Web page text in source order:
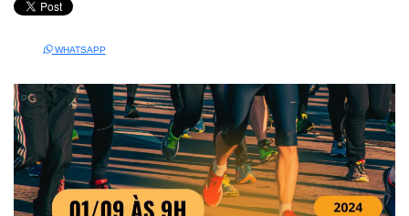
WHATSAPP